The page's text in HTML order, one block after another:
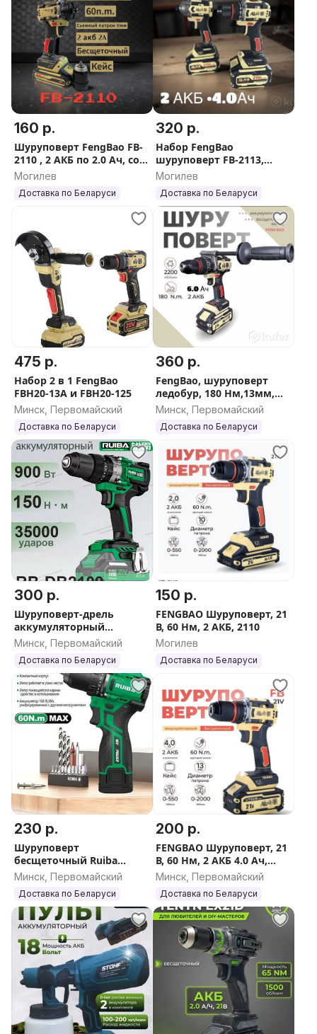
160 р.
Шуруповерт FengBao FB-
2110 , 2 АКБ по 2.0 Ач, со
съемным патроном
Могилев
Доставка по Беларуси
320 р.
Набор FengBao
шуруповерт FB-2113,
винтоверт FB -280 , 2 АКБ
Могилев
Доставка по Беларуси
475 р.
Набор 2 в 1 FengBao
FBH20-13A и FBH20-125
Минск, Первомайский
Доставка по Беларуси
360 р.
FengBao, шуруповерт
ледобур, 180 Нм,13мм,
FB-2113С, 21 В, 2х6.0А.ч.
Минск, Первомайский
Доставка по Беларуси
300 р.
Шуруповерт-дрель
аккумуляторный
бесщеточный ударный
Ruiba ,RB-DB2109
Минск, Первомайский
Доставка по Беларуси
150 р.
FENGBAO Шуруповерт, 21
В, 60 Нм, 2 АКБ, 2110
Могилев
Доставка по Беларуси
230 р.
Шуруповерт
бесщеточный Ruiba
DB16T-W
Минск, Первомайский
Доставка по Беларуси
200 р.
FENGBAO Шуруповерт, 21
В, 60 Нм, 2 АКБ 4.0 Ач,
2113
Минск, Первомайский
Доставка по Беларуси